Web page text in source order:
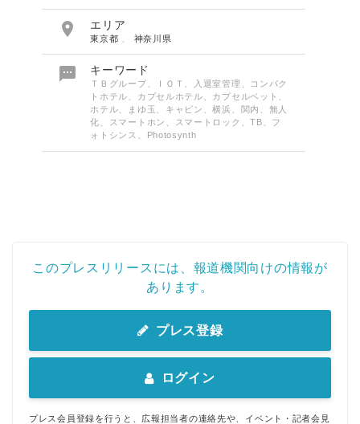
 エリア
東京都 神奈川県
 キーワード
ＴＢグループ、ＩＯＴ、入退室管理、コンパク
トホテル、カプセルホテル、カプセルベット、
ホテル、まゆ玉、キャビン、横浜、関内、無人
化、スマートホン、スマートロック、TB、フ
ォトシンス、Photosynth
このプレスリリースには、報道機関向けの情報が
あります。
プレス登録
ログイン
プレス会員登録を行うと、広報担当者の連絡先や、イベント・記者会見